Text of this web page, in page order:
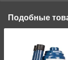
Подобные